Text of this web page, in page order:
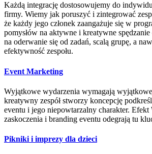
Każdą integrację dostosowujemy do
firmy. Wiemy jak poruszyć i zintegrować
że każdy jego członek zaangażuje się w
pomysłów na aktywne i kreatywne
na oderwanie się od zadań, scalą grupę, a
efektywność zespołu.
Event Marketing
Wyjątkowe wydarzenia wymagają
kreatywny zespół stworzy koncepcję
eventu i jego niepowtarzalny charakter. Efekt
zaskoczenia i branding eventu odegrają tu
Pikniki i imprezy dla dzieci